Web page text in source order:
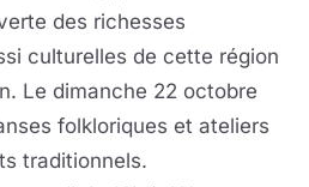
des richesses
culturelles de cette région
Le dimanche 22 octobre
folkloriques et ateliers
traditionnels.